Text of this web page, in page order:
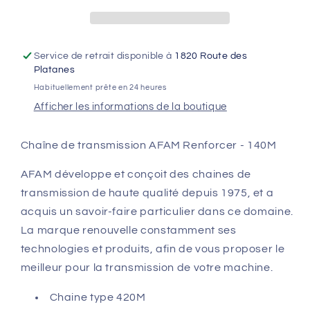
140M
140M
Service de retrait disponible à 1820 Route des
Platanes
Habituellement prête en 24 heures
Afficher les informations de la boutique
Chaîne de transmission AFAM Renforcer - 140M
AFAM développe et conçoit des chaines de
transmission de haute qualité depuis 1975, et a
acquis un savoir-faire particulier dans ce domaine.
La marque renouvelle constamment ses
technologies et produits, afin de vous proposer le
meilleur pour la transmission de votre machine.
Chaine type 420M